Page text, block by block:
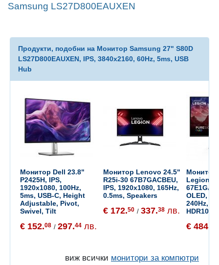
Samsung LS27D800EAUXEN
Продукти, подобни на Монитор Samsung 27" S80D
LS27D800EAUXEN, IPS, 3840x2160, 60Hz, 5ms, USB
Hub
Монитор Dell 23.8"
P2425H, IPS,
1920x1080, 100Hz,
5ms, USB-C, Height
Adjustable, Pivot,
Swivel, Tilt
€ 152.08 / 297.44 лв.
Монитор Lenovo 24.5"
R25i-30 67B7GACBEU,
IPS, 1920x1080, 165Hz,
0.5ms, Speakers
€ 172.50 / 337.38 лв.
Монитор
Legion
OLED,
240Hz,
HDR10,
€ 484.
виж всички монитори за компютри